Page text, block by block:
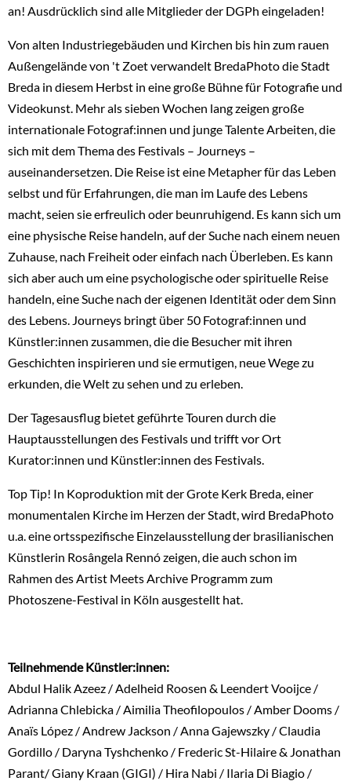
an! Ausdrücklich sind alle Mitglieder der DGPh eingeladen!
Von alten Industriegebäuden und Kirchen bis hin zum rauen
Außengelände von 't Zoet verwandelt BredaPhoto die Stadt
Breda in diesem Herbst in eine große Bühne für Fotografie und
Videokunst. Mehr als sieben Wochen lang zeigen große
internationale Fotograf:innen und junge Talente Arbeiten, die
sich mit dem Thema des Festivals – Journeys –
auseinandersetzen. Die Reise ist eine Metapher für das Leben
selbst und für Erfahrungen, die man im Laufe des Lebens
macht, seien sie erfreulich oder beunruhigend. Es kann sich um
eine physische Reise handeln, auf der Suche nach einem neuen
Zuhause, nach Freiheit oder einfach nach Überleben. Es kann
sich aber auch um eine psychologische oder spirituelle Reise
handeln, eine Suche nach der eigenen Identität oder dem Sinn
des Lebens. Journeys bringt über 50 Fotograf:innen und
Künstler:innen zusammen, die die Besucher mit ihren
Geschichten inspirieren und sie ermutigen, neue Wege zu
erkunden, die Welt zu sehen und zu erleben.
Der Tagesausflug bietet geführte Touren durch die
Hauptausstellungen des Festivals und trifft vor Ort
Kurator:innen und Künstler:innen des Festivals.
Top Tip! In Koproduktion mit der Grote Kerk Breda, einer
monumentalen Kirche im Herzen der Stadt, wird BredaPhoto
u.a. eine ortsspezifische Einzelausstellung der brasilianischen
Künstlerin Rosângela Rennó zeigen, die auch schon im
Rahmen des Artist Meets Archive Programm zum
Photoszene-Festival in Köln ausgestellt hat.
Teilnehmende Künstler:innen:
Abdul Halik Azeez / Adelheid Roosen & Leendert Vooijce /
Adrianna Chlebicka / Aimilia Theofilopoulos / Amber Dooms /
Anaïs López / Andrew Jackson / Anna Gajewszky / Claudia
Gordillo / Daryna Tyshchenko / Frederic St-Hilaire & Jonathan
Parant/ Giany Kraan (GIGI) / Hira Nabi / Ilaria Di Biagio /